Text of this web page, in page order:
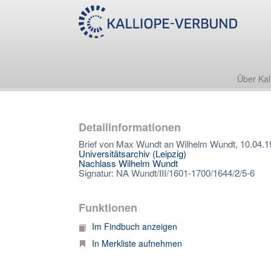
Über
Detailinformationen
Brief von Max Wundt an Wilhelm Wundt,
Universitätsarchiv (Leipzig)
Nachlass Wilhelm Wundt
Signatur: NA Wundt/III/1601-1700/1644/2/5-6
Funktionen
Im Findbuch anzeigen
In Merkliste aufnehmen